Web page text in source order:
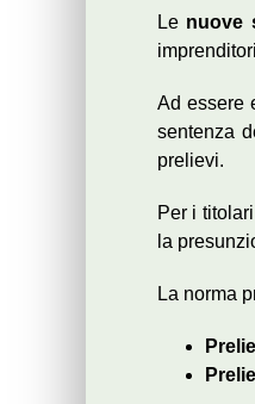
Le nuove
Ad essere
sentenza
prelievi.
Per i
la
La norma